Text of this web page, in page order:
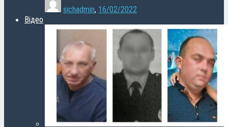
sichadmin, 16/02/2022
Відео